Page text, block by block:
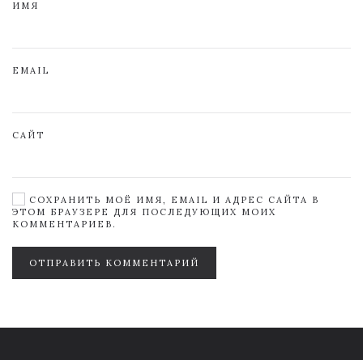
ИМЯ
EMAIL
САЙТ
СОХРАНИТЬ МОЁ ИМЯ, EMAIL И АДРЕС САЙТА В
ЭТОМ БРАУЗЕРЕ ДЛЯ ПОСЛЕДУЮЩИХ МОИХ
КОММЕНТАРИЕВ.
ОТПРАВИТЬ КОММЕНТАРИЙ